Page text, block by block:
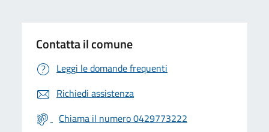
Contatta il comune
Leggi le domande frequenti
Richiedi assistenza
Chiama il numero 0429773222